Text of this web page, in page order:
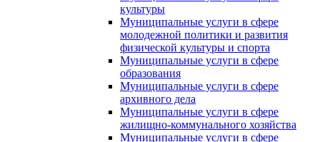
культуры
Муниципальные услуги в сфере
молодежной политики и развития
физической культуры и спорта
Муниципальные услуги в сфере
образования
Муниципальные услуги в сфере
архивного дела
Муниципальные услуги в сфере
жилищно-коммунального хозяйства
Муниципальные услуги в сфере